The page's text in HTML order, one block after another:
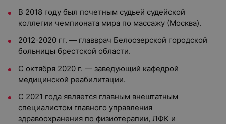
В 2018 году был почетным судьей судейской
коллегии чемпионата мира по массажу (Москва).
2012-2020 гг. — главврач Белоозерской городской
больницы брестской области.
С октября 2020 г. — заведующий кафедрой
медицинской реабилитации.
С 2021 года является главным внештатным
специалистом главного управления
здравоохранения по физиотерапии, ЛФК и